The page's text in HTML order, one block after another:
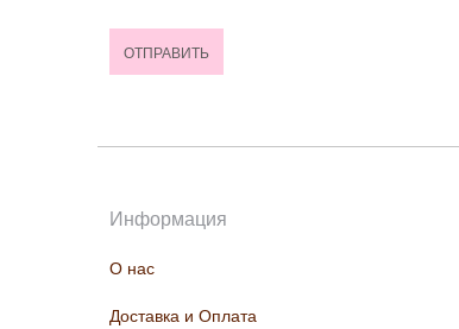
Информация
О нас
Доставка и Оплата